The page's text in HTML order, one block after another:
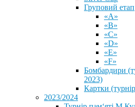
Груповий етап
«А»
«В»
«С»
«D»
«Е»
«F»
Бомбардири
2023)
Картки
2023/2024